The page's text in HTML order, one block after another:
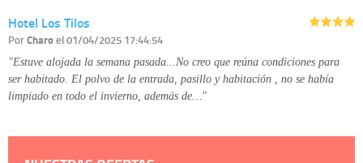
Hotel Los Tilos
PorCharoel 01/04/2025 17:44:54
"Estuve alojada la semana pasada...No creo que reúna condiciones para
ser habitado. El polvo de la entrada, pasillo y habitación , no se había
limpiado en todo el invierno, además de…"